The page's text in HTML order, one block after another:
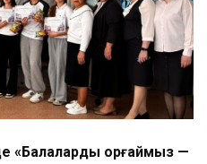
«Балаларды қорғаймыз —